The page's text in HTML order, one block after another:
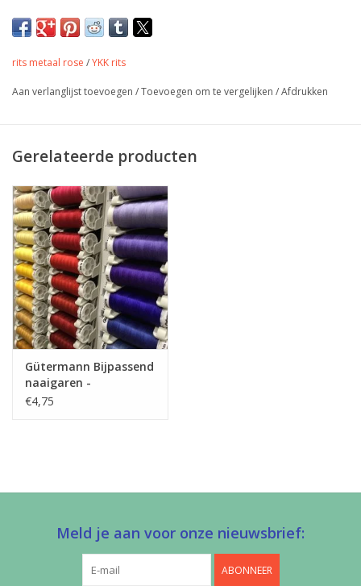
Maat: Maak uw keuze hierboven
rits metaal rose /YKK rits
Aan verlanglijst toevoegen /Toevoegen om te vergelijken /Afdrukken
Gerelateerde producten
Gütermann Bijpassend
naaigaren -
Allesnaaigaren 200m
€4,75
Meld je aan voor onze nieuwsbrief:
ABONNEER